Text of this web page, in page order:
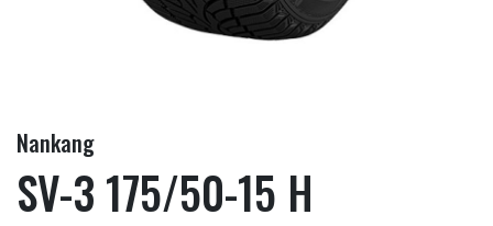
Nankang
SV-3 175/50-15 H